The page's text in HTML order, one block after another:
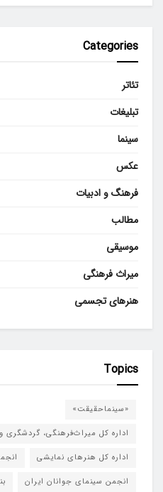
Categories
تئاتر
تبلیغات
سینما
عکس
فرهنگ و ادبیات
مطالب
موسیقی
میراث فرهنگی
هنرهای تجسمی
Topics
«سینماحقیقت»
اداره کل میراث‌فرهنگی، گردشگری
اداره کل هنرهای نمایشی
انجمن سینمای جوانان ایران